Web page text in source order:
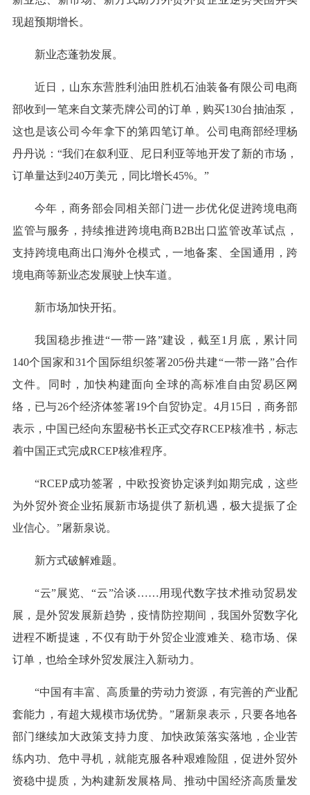
现超预期增长。
新业态蓬勃发展。
近日，山东东营胜利油田胜机石油装备有限公司电商
部收到一笔来自文莱壳牌公司的订单，购买130台抽油泵，
这也是该公司今年拿下的第四笔订单。公司电商部经理杨
丹丹说：“我们在叙利亚、尼日利亚等地开发了新的市场，
订单量达到240万美元，同比增长45%。”
今年，商务部会同相关部门进一步优化促进跨境电商
监管与服务，持续推进跨境电商B2B出口监管改革试点，
支持跨境电商出口海外仓模式，一地备案、全国通用，跨
境电商等新业态发展驶上快车道。
新市场加快开拓。
我国稳步推进“一带一路”建设，截至1月底，累计同
140个国家和31个国际组织签署205份共建“一带一路”合作
文件。同时，加快构建面向全球的高标准自由贸易区网
络，已与26个经济体签署19个自贸协定。4月15日，商务部
表示，中国已经向东盟秘书长正式交存RCEP核准书，标志
着中国正式完成RCEP核准程序。
“RCEP成功签署，中欧投资协定谈判如期完成，这些
为外贸外资企业拓展新市场提供了新机遇，极大提振了企
业信心。”屠新泉说。
新方式破解难题。
“云”展览、“云”洽谈……用现代数字技术推动贸易发
展，是外贸发展新趋势，疫情防控期间，我国外贸数字化
进程不断提速，不仅有助于外贸企业渡难关、稳市场、保
订单，也给全球外贸发展注入新动力。
“中国有丰富、高质量的劳动力资源，有完善的产业配
套能力，有超大规模市场优势。”屠新泉表示，只要各地各
部门继续加大政策支持力度、加快政策落实落地，企业苦
练内功、危中寻机，就能克服各种艰难险阻，促进外贸外
资稳中提质，为构建新发展格局、推动中国经济高质量发